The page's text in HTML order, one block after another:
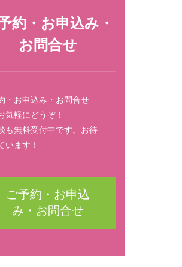
約・お申込み・
お問合せ
・お申込み・お問合せ
気軽にどうぞ！
も無料受付中です。お待
います！
ご予約・お申込
み・お問合せ